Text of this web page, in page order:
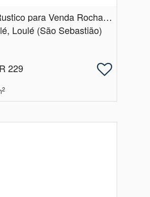
Terreno Rustico para Venda Rocha de Momprolé | São Sebastião | Loulé
Loulé (São Sebastião)
229
2